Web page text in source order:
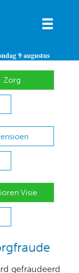
9 augustus
Zorg
Visie
gefraudeerd